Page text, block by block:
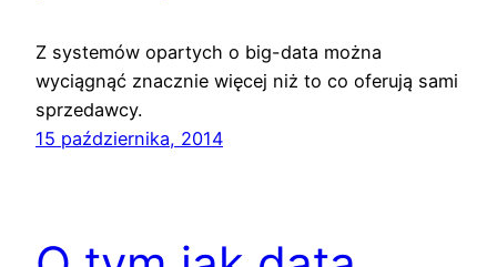
Z systemów opartych o big-data można
wyciągnąć znacznie więcej niż to co oferują sami
sprzedawcy.
15 października, 2014